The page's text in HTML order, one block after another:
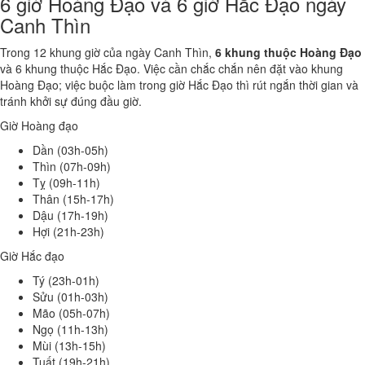
Canh Thìn
Trong 12 khung giờ của ngày Canh Thìn, 6 khung thuộc Hoàng Đạo
và 6 khung thuộc Hắc Đạo. Việc cần chắc chắn nên đặt vào khung
Hoàng Đạo; việc buộc làm trong giờ Hắc Đạo thì rút ngắn thời gian và
tránh khởi sự đúng đầu giờ.
Giờ Hoàng đạo
Dần (03h-05h)
Thìn (07h-09h)
Tỵ (09h-11h)
Thân (15h-17h)
Dậu (17h-19h)
Hợi (21h-23h)
Giờ Hắc đạo
Tý (23h-01h)
Sửu (01h-03h)
Mão (05h-07h)
Ngọ (11h-13h)
Mùi (13h-15h)
Tuất (19h-21h)